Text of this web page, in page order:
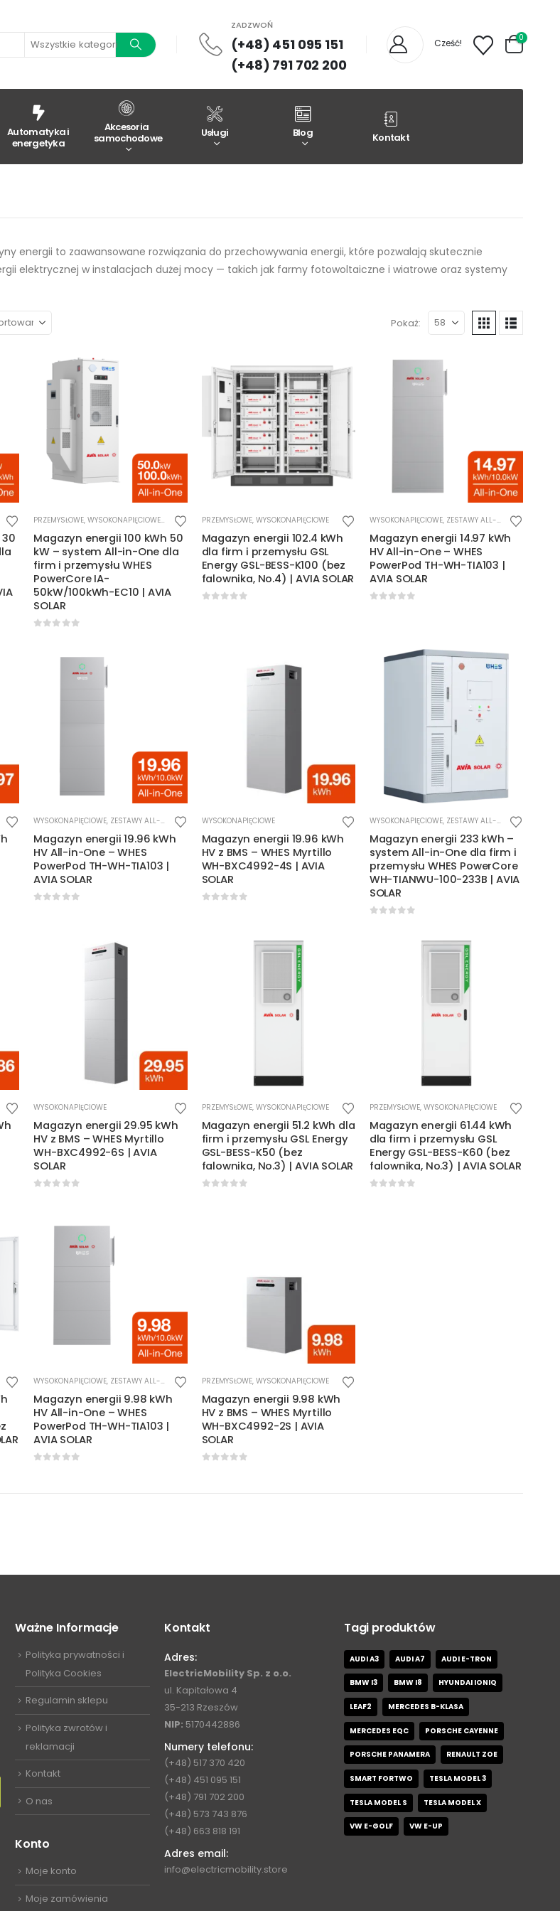
Wszystkie kategorie
ZADZWOŃ
(+48) 451 095 151
(+48) 791 702 200
Cześć! 0
Automatyka i
energetyka
Akcesoria
samochodowe
Usługi Blog Kontakt
energii to zaawansowane rozwiązania do przechowywania energii, które pozwalają skutecznie
elektrycznej w instalacjach dużej mocy — takich jak farmy fotowoltaiczne i wiatrowe oraz systemy
Pokaż:
ZESTAWY ALL-IN-ONE
PRZEMYSŁOWE,WYSOKONAPIĘCIOWE, ZESTAWY ALL-IN-ONE
Magazyn energii 100 kWh 50
kW – system All-in-One dla
firm i przemysłu WHES
PowerCore IA-
50kW/100kWh-EC10 | AVIA
SOLAR
PRZEMYSŁOWE, WYSOKONAPIĘCIOWE
Magazyn energii 102.4 kWh
dla firm i przemysłu GSL
Energy GSL-BESS-K100 (bez
falownika, No.4) | AVIA SOLAR
WYSOKONAPIĘCIOWE, ZESTAWY ALL-IN-ONE
Magazyn energii 14.97 kWh
HV All-in-One – WHES
PowerPod TH-WH-TIA103 |
AVIA SOLAR
WYSOKONAPIĘCIOWE, ZESTAWY ALL-IN-ONE
Magazyn energii 19.96 kWh
HV All-in-One – WHES
PowerPod TH-WH-TIA103 |
AVIA SOLAR
WYSOKONAPIĘCIOWE
Magazyn energii 19.96 kWh
HV z BMS – WHES Myrtillo
WH-BXC4992-4S | AVIA
SOLAR
WYSOKONAPIĘCIOWE, ZESTAWY ALL-IN-ONE
Magazyn energii 233 kWh –
system All-in-One dla firm i
przemysłu WHES PowerCore
WH-TIANWU-100-233B | AVIA
SOLAR
WYSOKONAPIĘCIOWE
Magazyn energii 29.95 kWh
HV z BMS – WHES Myrtillo
WH-BXC4992-6S | AVIA
SOLAR
PRZEMYSŁOWE, WYSOKONAPIĘCIOWE
Magazyn energii 51.2 kWh dla
firm i przemysłu GSL Energy
GSL-BESS-K50 (bez
falownika, No.3) | AVIA SOLAR
PRZEMYSŁOWE, WYSOKONAPIĘCIOWE
Magazyn energii 61.44 kWh
dla firm i przemysłu GSL
Energy GSL-BESS-K60 (bez
falownika, No.3) | AVIA SOLAR
WYSOKONAPIĘCIOWE, ZESTAWY ALL-IN-ONE
Magazyn energii 9.98 kWh
HV All-in-One – WHES
PowerPod TH-WH-TIA103 |
AVIA SOLAR
PRZEMYSŁOWE, WYSOKONAPIĘCIOWE
Magazyn energii 9.98 kWh
HV z BMS – WHES Myrtillo
WH-BXC4992-2S | AVIA
SOLAR
Ważne Informacje
Polityka prywatności i
Polityka Cookies
Regulamin sklepu
Polityka zwrotów i
reklamacji
Kontakt
O nas
Konto
Moje konto
Moje zamówienia
Kontakt
Adres:
ElectricMobility Sp. z o.o.
ul. Kapitałowa 4
35-213 Rzeszów
NIP: 5170442886
Numery telefonu:
(+48) 517 370 420
(+48) 451 095 151
(+48) 791 702 200
(+48) 573 743 876
(+48) 663 818 191
Adres email:
info@electricmobility.store
Tagi produktów
AUDI A3 AUDI A7 AUDI E-TRON
BMW I3 BMW I8 HYUNDAI IONIQ
LEAF2 MERCEDES B-KLASA
MERCEDES EQC PORSCHE CAYENNE
PORSCHE PANAMERA RENAULT ZOE
SMART FORTWO TESLA MODEL 3
TESLA MODEL S TESLA MODEL X
VW E-GOLF VW E-UP